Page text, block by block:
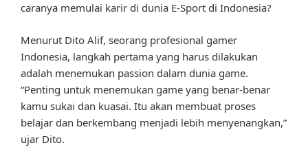
caranya memulai karir di dunia E-Sport di Indonesia?
Menurut Dito Alif, seorang profesional gamer
Indonesia, langkah pertama yang harus dilakukan
adalah menemukan passion dalam dunia game.
“Penting untuk menemukan game yang benar-benar
kamu sukai dan kuasai. Itu akan membuat proses
belajar dan berkembang menjadi lebih menyenangkan,”
ujar Dito.